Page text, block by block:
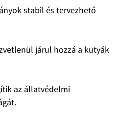
stabil és tervezhető
járul hozzá a kutyák
az állatvédelmi